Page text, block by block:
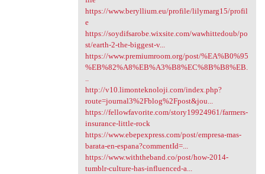
https://www.beryllium.eu/profile/lilymarg15/profil
e
https://soydifsarobe.wixsite.com/wawhittedoub/po
st/earth-2-the-biggest-v...
https://www.premiumroom.org/post/%EA%B0%95
%EB%82%A8%EB%A3%B8%EC%8B%B8%EB.
http://v10.limonteknoloji.com/index.php?
route=journal3%2Fblog%2Fpost&jou...
https://fellowfavorite.com/story19924961/farmers-
insurance-little-rock
https://www.ebepexpress.com/post/empresa-mas-
barata-en-espana?commentId=...
https://www.withtheband.co/post/how-2014-
tumblr-culture-has-influenced-a...